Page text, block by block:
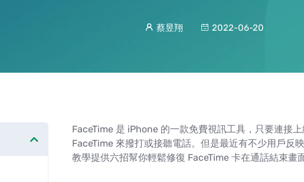
蔡昱翔 2022-06-20
FaceTime 是 iPhone 的一款免費視訊工具，只要連接
FaceTime 來撥打或接聽電話。但是最近有不少用戶反
教學提供六招幫你輕鬆修復 FaceTime 卡在通話結束畫